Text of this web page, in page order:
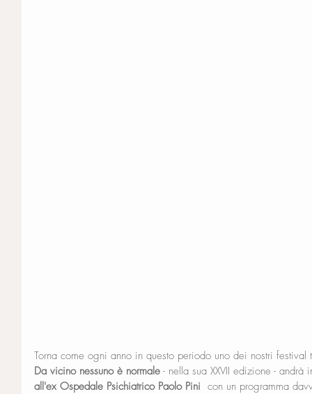
Torna come ogni anno in questo periodo uno dei nostri
Da vicino nessuno è normale - nella sua XXVII edizione - andrà
all'ex Ospedale Psichiatrico Paolo Pini
con un programma